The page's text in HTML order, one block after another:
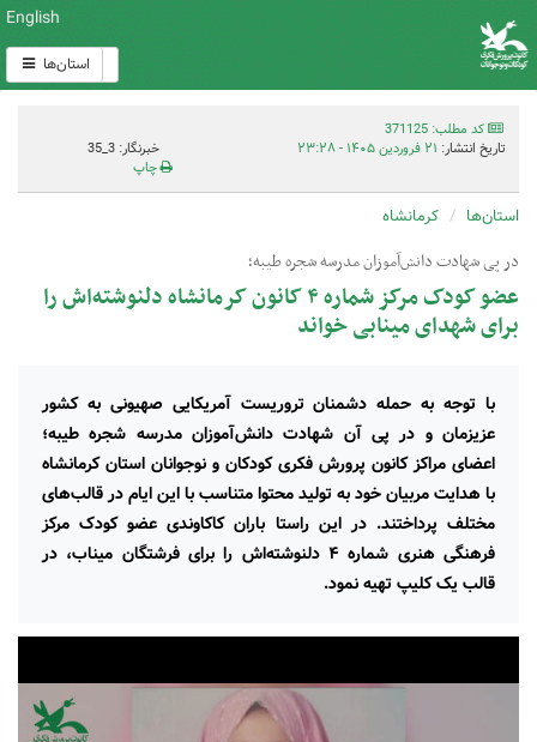
English
استان‌ها
کد مطلب: 371125
تاریخ انتشار: ۲۱ فروردین ۱۴۰۵ - ۲۳:۲۸
خبرنگار: 3_35
چاپ
استان‌ها کرمانشاه
در پی شهادت دانش‌آموزان مدرسه شجره طیبه؛
عضو کودک مرکز شماره ۴ کانون کرمانشاه دلنوشته‌اش را
برای شهدای مینابی خواند
با توجه به حمله دشمنان تروریست آمریکایی صهیونی به کشور
عزیزمان و در پی آن شهادت دانش‌آموزان مدرسه شجره طیبه؛
اعضای مراکز کانون پرورش فکری کودکان و نوجوانان استان کرمانشاه
با هدایت مربیان خود به تولید محتوا متناسب با این ایام در قالب‌های
مختلف پرداختند. در این راستا باران کاکاوندی عضو کودک مرکز
فرهنگی هنری شماره ۴ دلنوشته‌اش را برای فرشتگان میناب، در
قالب یک کلیپ تهیه نمود.